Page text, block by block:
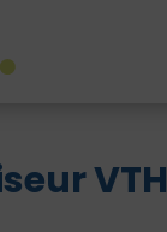
VTH